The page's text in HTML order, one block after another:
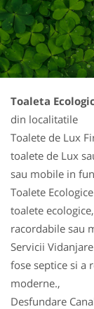
Toaleta
din localitatile
Toalete de Lux
toalete de Lux
sau mobile in
Toalete
toalete
racordabile sau
Servicii
fose septice si a
moderne.,
Desfundare